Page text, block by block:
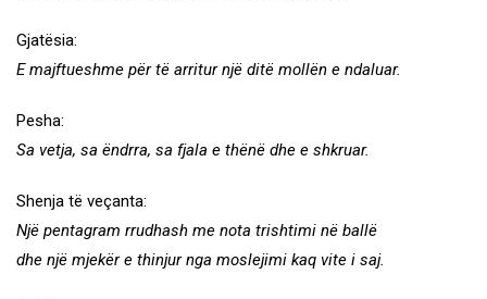
Gjatësia:
E majftueshme për të arritur një ditë mollën e ndaluar.
Pesha:
Sa vetja, sa ëndrra, sa fjala e thënë dhe e shkruar.
Shenja të veçanta:
Një pentagram rrudhash me nota trishtimi në ballë
dhe një mjekër e thinjur nga moslejimi kaq vite i saj.